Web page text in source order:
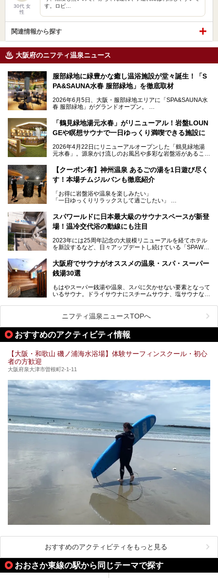
30代 女
性
す。ロビ…
関連情報から探す
大阪府のニフティ温泉ニュース
服部緑地に緑豊かな癒し温浴施設が堂々誕生！「S
PA&SAUNA水春 服部緑地」を徹底取材
2026年6月5日、大阪・服部緑地エリアに「SPA&SAUNA水
春 服部緑地」がグランドオープン。
当初の計画から約5年の時を経て誕生した本施設は、温泉・
サウナ・岩盤浴・フィットネス・ラウンジ・レストランなど
を融合した、これまでの“水春”のイメージをさらに進化させ
今回はオープン前の内覧会に参加し、館内のこだわりポイン
サウナー注目の3種のサウナや160cmの深水風呂、没入感の
高い岩盤浴エリア、日本最大の台数を誇る最新AIフィットネ
スマシンなど、見どころ満載の館内を詳しくご紹介します。
「鶴見緑地湯元水春」がリニューアル！岩盤LOUN
GEや瞑想サウナで一日ゆっくり満喫できる施設に
2026年4月22日にリニューアルオープンした「鶴見緑地湯
元水春」。源泉かけ流しのお風呂や多彩な岩盤浴があること
に“一日中くつろげる場所”としてパワーアップしています。
今回のリニューアルでは、新たに登場した瞑想サウナをはじ
見どころが盛りだくさん。日常の疲れを癒やしたい方はもち
ろん、休日にゆったり過ごしたい方にもぴったりの内容とな
本記事では、そんなリニューアル後の注目ポイントを詳しく
紹介します。これから「鶴見緑地湯元水春」に訪れる方や、
い。
【クーポン有】神州温泉 あるごの湯を1日遊び尽く
す！本場チムジルバンも徹底紹介
「お得に岩盤浴や温泉を楽しみたい」
「一日ゆっくりリラックスして過ごしたい」
利用できる「神州温泉 あるごの湯」です。
あるごの湯は、大阪府豊中市にある日帰り温浴施設で、阪急
チムジルバン（岩盤浴）を中心に、発汗・リラックス・漫画
タイムまで満喫できる長時間滞在型の施設なので、一日中ゆ
る迫力ある熱波パフォーマンスも毎日行われており、“とと
のう”体験をしっかり楽しめるのもポイントです。
ケやボウリングといった遊び場もあり、友人同士やカップル
で“遊び+癒し”の一日を過ごすのにもぴったり。
処にいたるまで魅力をたっぷり堪能してきたので、その全容
スパワールドに日本最大級のサウナスペースが新登
場！温冷交代浴の動線にも注目
2023年には25周年記念の大規模リニューアルを経てホテル
を新設するなど、日々アップデートし続けている「SPAWO
そんなスパワールドが2025年11月15日（土）に、新たな浴
室や日本最大級140人収容の大規模サウナを携えてリニュー
アルオープン！浴室である4F・6Fそれぞれにリニューアル
大規模リニューアルの全容を確認すべく、リニューアルプレ
オープンイベントに行ってきました！今回はそのリニューア
大阪府でサウナがオススメの温泉・スパ・スーパー
銭湯30選
もはやスーパー銭湯や温泉、スパに欠かせない要素となって
いるサウナ。ドライサウナにスチームサウナ、塩サウナな
ペース、ロウリュウなど、心ゆくまで楽しむためのサービス
が充実した施設も多くみられます。
今回はそんなサウナにこだわった、大阪府内のオススメ温
泉・銭湯・スパを30件紹介したいと思います！
ニフティ温泉ニュースTOPへ
おすすめのアクティビティ情報
【大阪・和歌山 磯ノ浦海水浴場】体験サーフィンスクール・初心
者の方歓迎
大阪府泉大津市曽根町2-1-11
おすすめのアクティビティをもっと見る
おおさか東線の駅から同じテーマで探す